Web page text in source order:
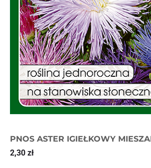
PNOS ASTER IGIEŁKOWY
2,30 zł